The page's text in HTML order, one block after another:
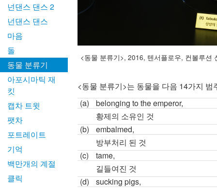
넌댄스 댄스 2
넌댄스 댄스
마음
돌
동물 분류기
아포시마틱 재
킷
캡차 트윗
팻차
포트레이트
기억
백만개의 계절
클릭
<동물 분류기>, 2016, 텐서플로우, 컨볼루
<동물 분류기>는 동물을 다음 14가지
(a)
belonging to the emperor,
황제의 소유인 것
(b)
embalmed,
방부처리 된 것
(c)
tame,
길들여진 것
(d)
sucking pigs,